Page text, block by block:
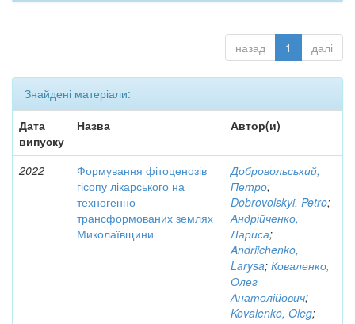
назад 1 далі
Знайдені матеріали:
Дата
випуску
Назва Автор(и)
2022
Формування фітоценозів
гісопу лікарського на
техногенно
трансформованих землях
Миколаївщини
Добровольський,
Петро;
Dobrovolskyi, Petro;
Андрійченко,
Лариса;
Andriichenko,
Larysa; Коваленко,
Олег
Анатолійович;
Kovalenko, Oleg;